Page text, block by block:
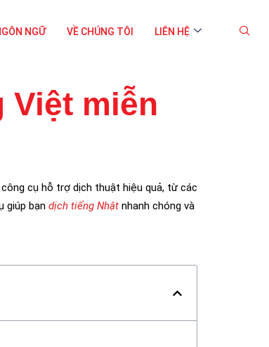
NGỮ VỀ CHÚNG TÔI LIÊN HỆ
Việt miễn
cụ hỗ trợ dịch thuật hiệu quả, từ các
giúp bạn dịch tiếng Nhật nhanh chóng và